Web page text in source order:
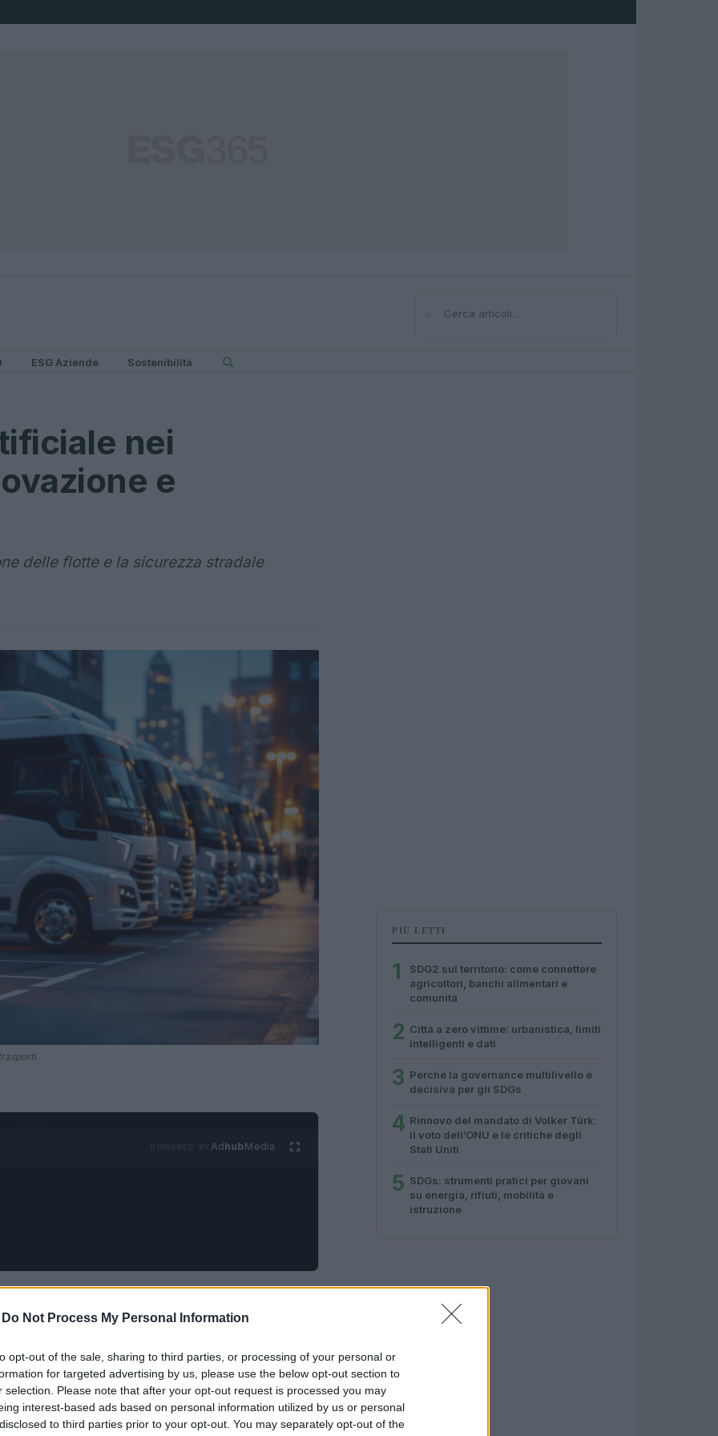
Do Not Process My Personal Information
opt-out of the sale, sharing to third parties, or processing of your personal or
for targeted advertising by us, please use the below opt-out section to
selection. Please note that after your opt-out request is processed you may
interest-based ads based on personal information utilized by us or personal
to third parties prior to your opt-out. You may separately opt-out of the
⌕Cerca
ESG Aziende Sostenibilità
nei
e
delle flotte e la sicurezza stradale
AdhubMedia
nella gestione delle
diventando un elemento cruciale nel
sistemi telematici avanzati, le aziende
flotte con una precisione senza precedenti.
PIÙ LETTI
1
SDG2 sul territorio: come connettere
agricoltori, banchi alimentari e
comunità
2 Città a zero vittime: urbanistica, limiti
intelligenti e dati
3 Perché la governance multilivello è
decisiva per gli SDGs
4 Rinnovo del mandato di Volker Türk:
il voto dell’ONU e le critiche degli
Stati Uniti
5 SDGs: strumenti pratici per giovani
su energia, rifiuti, mobilità e
istruzione